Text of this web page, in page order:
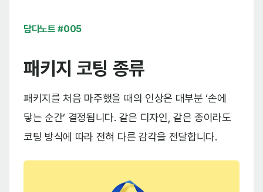
담다노트 #005
패키지 코팅 종류
패키지를 처음 마주했을 때의 인상은 대부분 ‘손에
닿는 순간’ 결정됩니다. 같은 디자인, 같은 종이라도
코팅 방식에 따라 전혀 다른 감각을 전달합니다.